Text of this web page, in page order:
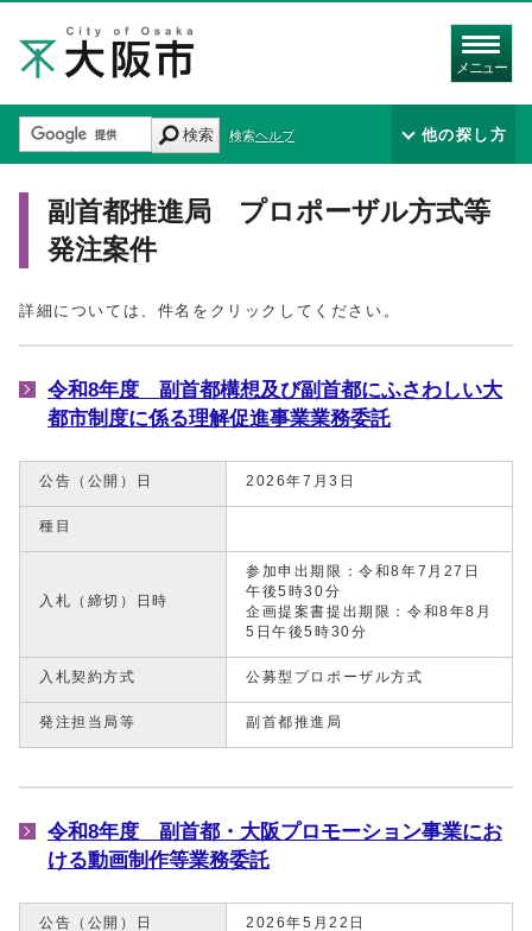
メニュー
検索 検索ヘルプ 他の探し方
副首都推進局 プロポーザル方式等
発注案件
詳細については、件名をクリックしてください。
令和8年度 副首都構想及び副首都にふさわしい大
都市制度に係る理解促進事業業務委託
公告（公開）日 2026年7月3日
種目
入札（締切）日時
参加申出期限：令和8年7月27日
午後5時30分
企画提案書提出期限：令和8年8月
5日午後5時30分
入札契約方式 公募型プロポーザル方式
発注担当局等 副首都推進局
令和8年度 副首都・大阪プロモーション事業にお
ける動画制作等業務委託
公告（公開）日 2026年5月22日